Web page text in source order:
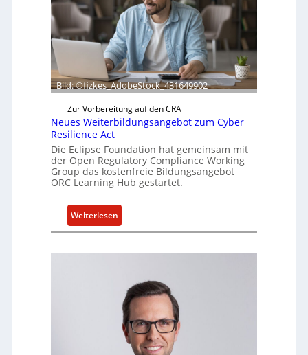
f
e
r
t
a
k
u
e
l
e
Z
l
m
K
Bild: ©fizkes_AdobeStock_431649902
Zur Vorbereitung auf den CRA
Neues Weiterbildungsangebot zum Cyber
Resilience Act
Die Eclipse Foundation hat gemeinsam mit
der Open Regulatory Compliance Working
Group das kostenfreie Bildungsangebot
ORC Learning Hub gestartet.
Weiterlesen
N
W
e